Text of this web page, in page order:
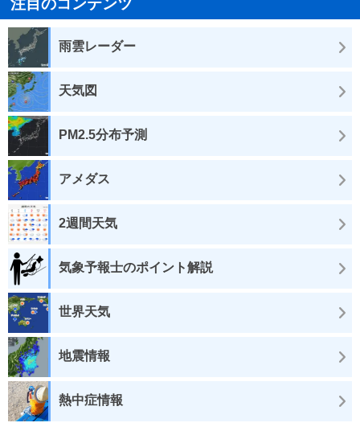
雨雲レーダー
天気図
PM2.5分布予測
アメダス
2週間天気
気象予報士のポイント解説
世界天気
地震情報
熱中症情報